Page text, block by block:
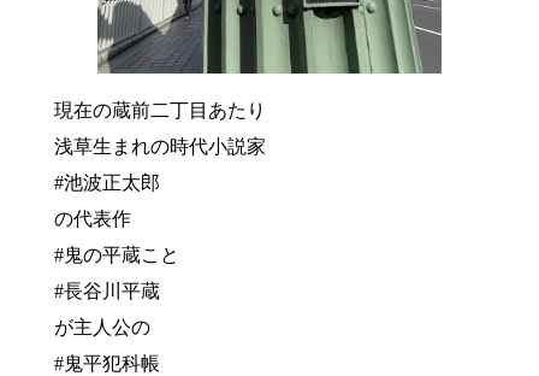
現在の蔵前二丁目あたり
浅草生まれの時代小説家
#池波正太郎
の代表作
#鬼の平蔵こと
#長谷川平蔵
が主人公の
#鬼平犯科帳